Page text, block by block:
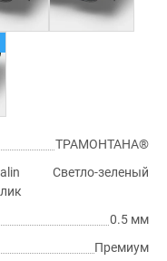
ТРАМОНТАНА®
Светло-зеленый
0.5 мм
Премиум